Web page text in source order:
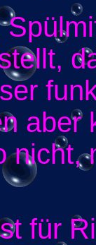
aber
nicht,
für